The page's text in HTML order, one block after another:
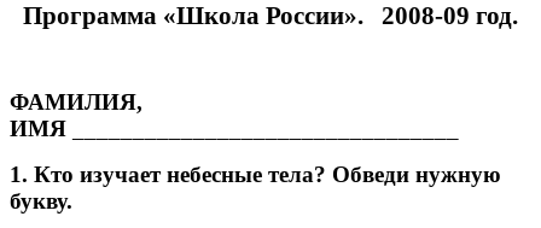
Программа «Школа России». 2008-09 год.
ФАМИЛИЯ,
ИМЯ
1. Кто изучает небесные тела? Обведи нужную
букву.